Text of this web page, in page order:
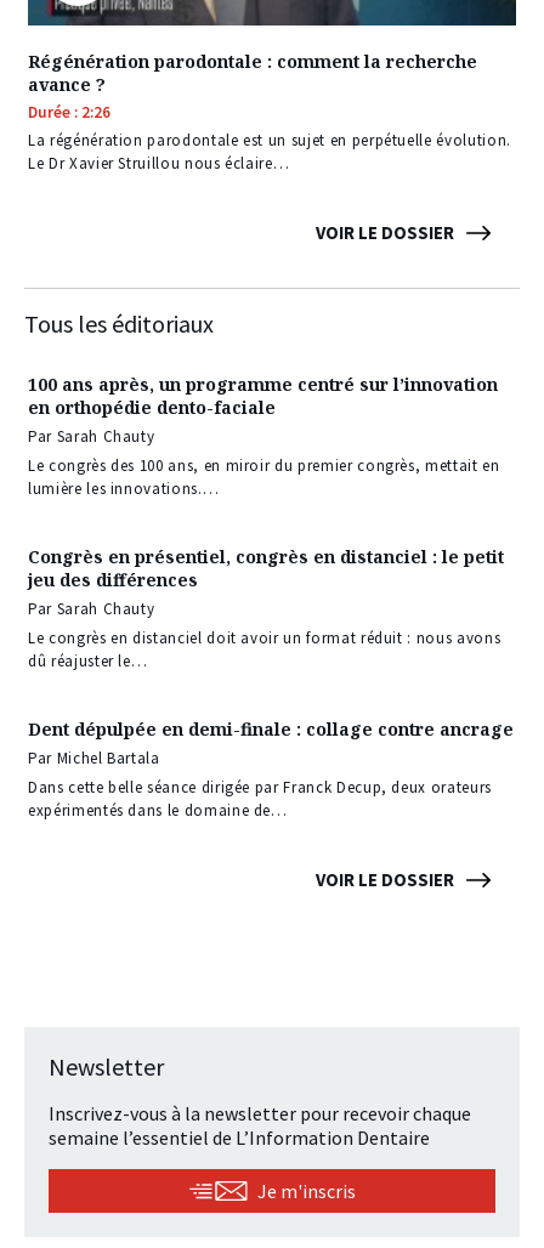
VOIR LE DOSSIER
Régénération parodontale : comment la recherche
avance ?
Durée : 2:26
La régénération parodontale est un sujet en perpétuelle évolution.
Le Dr Xavier Struillou nous éclaire…
Tous les éditoriaux
VOIR LE DOSSIER
100 ans après, un programme centré sur l’innovation
en orthopédie dento-faciale
Par Sarah Chauty
Le congrès des 100 ans, en miroir du premier congrès, mettait en
lumière les innovations.…
Congrès en présentiel, congrès en distanciel : le petit
jeu des différences
Par Sarah Chauty
Le congrès en distanciel doit avoir un format réduit : nous avons
dû réajuster le…
Dent dépulpée en demi-finale : collage contre ancrage
Par Michel Bartala
Dans cette belle séance dirigée par Franck Decup, deux orateurs
expérimentés dans le domaine de…
Newsletter
Inscrivez-vous à la newsletter pour recevoir chaque
semaine l’essentiel de L’Information Dentaire
Je m'inscris